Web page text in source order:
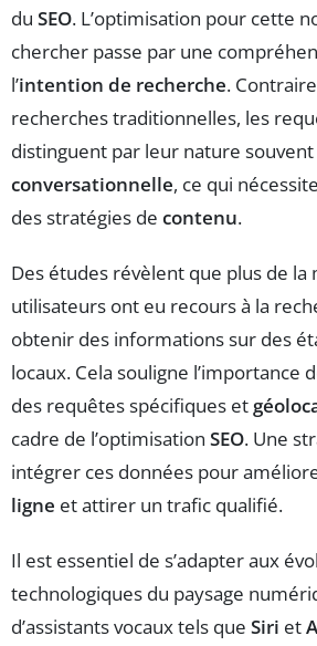
du SEO. L’optimisation pour cette
chercher passe par une
l’intention de recherche.
recherches traditionnelles, les
distinguent par leur nature
conversationnelle, ce qui
des stratégies de contenu.
Des études révèlent que plus de la
utilisateurs ont eu recours à la
obtenir des informations sur des
locaux. Cela souligne l’importance
des requêtes spécifiques et
cadre de l’optimisation SEO. Une
intégrer ces données pour
ligne et attirer un trafic qualifié.
Il est essentiel de s’adapter aux
technologiques du paysage
d’assistants vocaux tels que Siri et